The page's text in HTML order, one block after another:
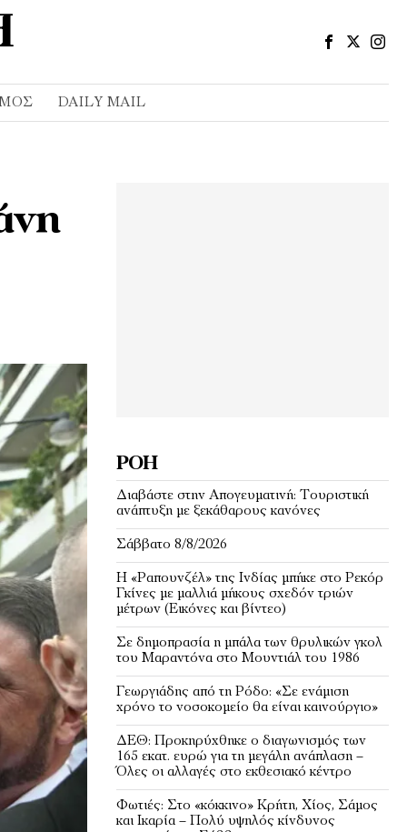
DAILY MAIL
ΡΟΉ
Διαβάστε στην Απογευματινή: Τουριστική
ανάπτυξη με ξεκάθαρους κανόνες
Σάββατο 8/8/2026
Η «Ραπουνζέλ» της Ινδίας μπήκε στο Ρεκόρ
Γκίνες με μαλλιά μήκους σχεδόν τριών
μέτρων (Εικόνες και βίντεο)
Σε δημοπρασία η μπάλα των θρυλικών γκολ
του Μαραντόνα στο Μουντιάλ του 1986
Γεωργιάδης από τη Ρόδο: «Σε ενάμιση
χρόνο το νοσοκομείο θα είναι καινούργιο»
ΔΕΘ: Προκηρύχθηκε ο διαγωνισμός των
165 εκατ. ευρώ για τη μεγάλη ανάπλαση –
Όλες οι αλλαγές στο εκθεσιακό κέντρο
Φωτιές: Στο «κόκκινο» Κρήτη, Χίος, Σάμος
και Ικαρία – Πολύ υψηλός κίνδυνος